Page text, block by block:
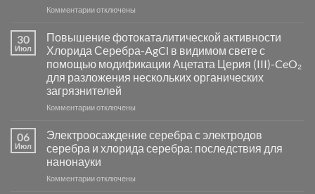
Комментариик
Пламенный
синтез
катализаторов
и
сенсоров
на
основе
группы
отключены
30
Июл
Повышение фотокаталитической активности
Хлорида Серебра-AgCl в видимом свете с
помощью модификации Ацетата Церия (III)-CeO₂
для разложения нескольких органических
загрязнителей
Комментариик
фотокаталитической
активности
Хлорида
Серебра-
отключены
06
Июл
Электроосаждение серебра с электродов
серебра и хлорида серебра: последствия для
нанонауки
Комментариикотключены